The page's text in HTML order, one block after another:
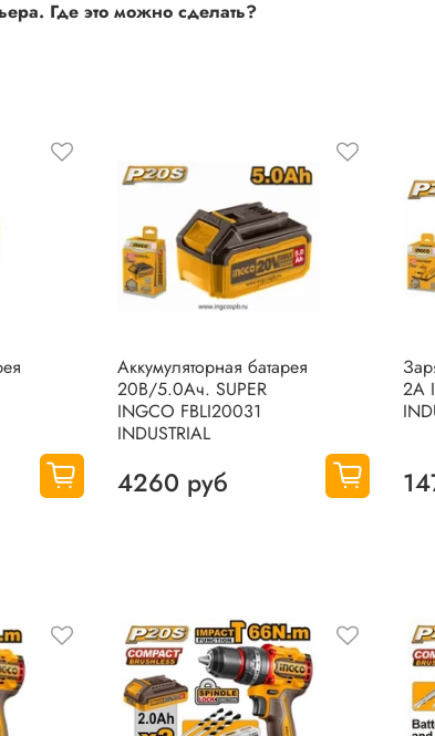
улучшать сервис и будет полезен другим
Аккумуляторная батарея
20В/5.0Ач. SUPER
INGCO FBLI20031
INDUSTRIAL
4260 руб
2А